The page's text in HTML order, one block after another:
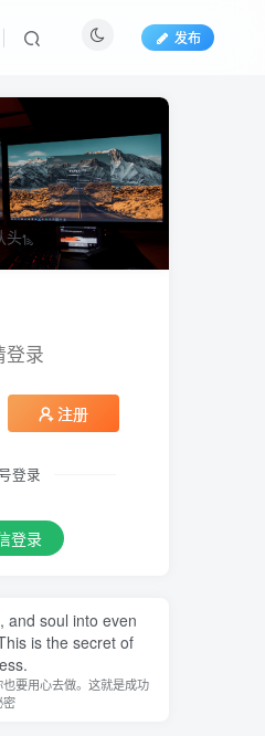
发布
登录
注册
登录
登录
and soul into even
is the secret of
要用心去做。这就是成功
密